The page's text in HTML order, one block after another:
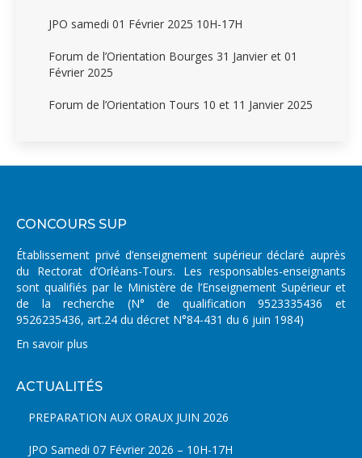
JPO samedi 01 Février 2025 10H-17H
Forum de l’Orientation Bourges 31 Janvier et 01
Février 2025
Forum de l’Orientation Tours 10 et 11 Janvier 2025
CONCOURS SUP
Établissement privé d’enseignement supérieur déclaré auprès
du Rectorat d’Orléans-Tours. Les responsables-enseignants
sont qualifiés par le Ministère de l’Enseignement Supérieur et
de la recherche (N° de qualification 9523335436 et
9526235436, art.24 du décret N°84-431 du 6 juin 1984)
En savoir plus
ACTUALITÉS
PREPARATION AUX ORAUX JUIN 2026
JPO Samedi 07 Février 2026 – 10H-17H